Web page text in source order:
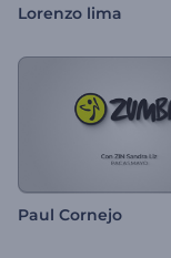
Lorenzo lima
Paul Cornejo